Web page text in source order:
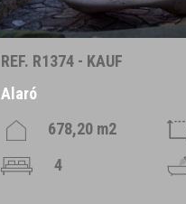
REF. R1374 - KAUF
Alaró
678,20 m2
4